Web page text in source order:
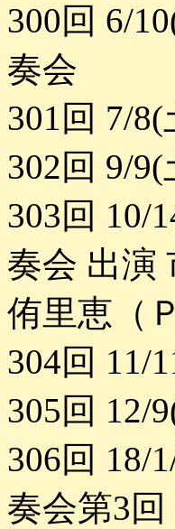
300回 6/
奏会
301回 7/
302回 9/
303回 10/
奏会 出演
侑里恵（
304回 11/
305回 12/
306回 18/
奏会第3回